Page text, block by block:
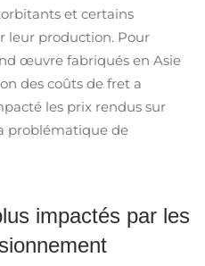
et certains
leur production. Pour
œuvre fabriqués en Asie
des coûts de fret a
les prix rendus sur
problématique de
impactés par les